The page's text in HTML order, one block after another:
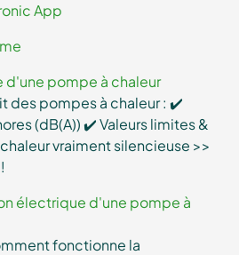
App
d'une pompe à chaleur
des pompes à chaleur : ✔️
(dB(A)) ✔️ Valeurs limites &
vraiment silencieuse >>
électrique d'une pompe à
fonctionne la